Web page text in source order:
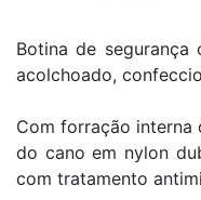
Botina de
acolchoado,
Com forração interna
do cano em nylon
com tratamento